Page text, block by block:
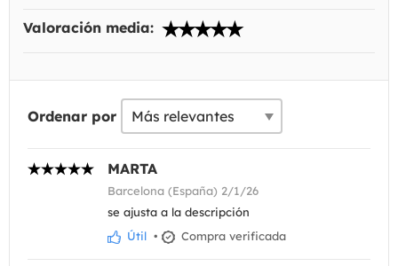
Valoración media:
Ordenar por
MARTA
Barcelona (España) 2/1/26
se ajusta a la descripción
Útil • Compra verificada